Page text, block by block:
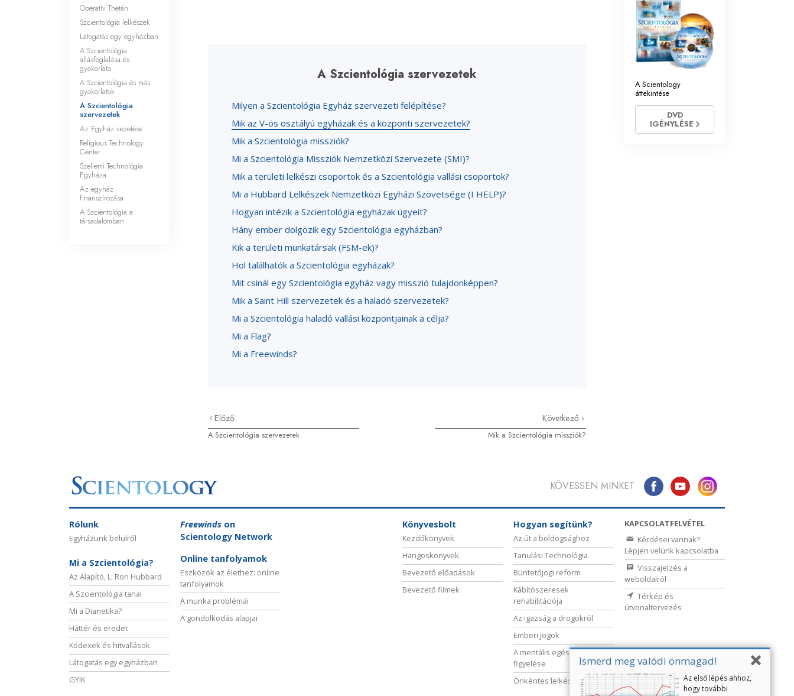
A Szcientológia szervezetek
Milyen a Szcientológia Egyház szervezeti felépítése?
Mik az V-ös osztályú egyházak és a központi szervezetek?
Mik a Szcientológia missziók?
Mi a Szcientológia Missziók Nemzetközi Szervezete (SMI)?
Mik a területi lelkészi csoportok és a Szcientológia vallási csoportok?
Mi a Hubbard Lelkészek Nemzetközi Egyházi Szövetsége (I HELP)?
Hogyan intézik a Szcientológia egyházak ügyeit?
Hány ember dolgozik egy Szcientológia egyházban?
Kik a területi munkatársak (FSM-ek)?
Hol találhatók a Szcientológia egyházak?
Mit csinál egy Szcientológia egyház vagy misszió tulajdonképpen?
Mik a Saint Hill szervezetek és a haladó szervezetek?
Mi a Szcientológia haladó vallási központjainak a célja?
Mi a Flag?
Mi a Freewinds?
Előző
A Szcientológia szervezetek
Következő
Mik a Szcientológia missziók?
Operatív Thetán
Szcientológia lelkészek
Látogatás egy egyházban
A Szcientológia
állásfoglalása és
gyakorlata
A Szcientológia és más
gyakorlatok
A Szcientológia
szervezetek
Az Egyház vezetése
Religious Technology
Center
Szellemi Technológia
Egyháza
Az egyház
finanszírozása
A Szcientológia a
társadalomban
A Scientology
áttekintése
DVD
IGÉNYLÉSE
Ismerd meg valódi önmagad!
Az első lépés ahhoz,
hogy további
KÖVESSEN MINKET
Rólunk
Egyházunk belülről
Mi a Szcientológia?
Az Alapító, L. Ron Hubbard
A Szcientológia tanai
Mi a Dianetika?
Háttér és eredet
Kódexek és hitvallások
Látogatás egy egyházban
GYIK
Freewinds on
Scientology Network
Online tanfolyamok
Eszközök az élethez: online
tanfolyamok
A munka problémái
A gondolkodás alapjai
Könyvesbolt
Kezdőkönyvek
Hangoskönyvek
Bevezető előadások
Bevezető filmek
Hogyan segítünk?
Az út a boldogsághoz
Tanulási Technológia
Büntetőjogi reform
Kábítószeresek
rehabilitációja
Az igazság a drogokról
Emberi jogok
A mentális egészség
figyelése
Önkéntes lelkészek
KAPCSOLATFELVÉTEL
Kérdései vannak?
Lépjen velünk kapcsolatba
Visszajelzés a
weboldalról
Térkép és
útvonaltervezés